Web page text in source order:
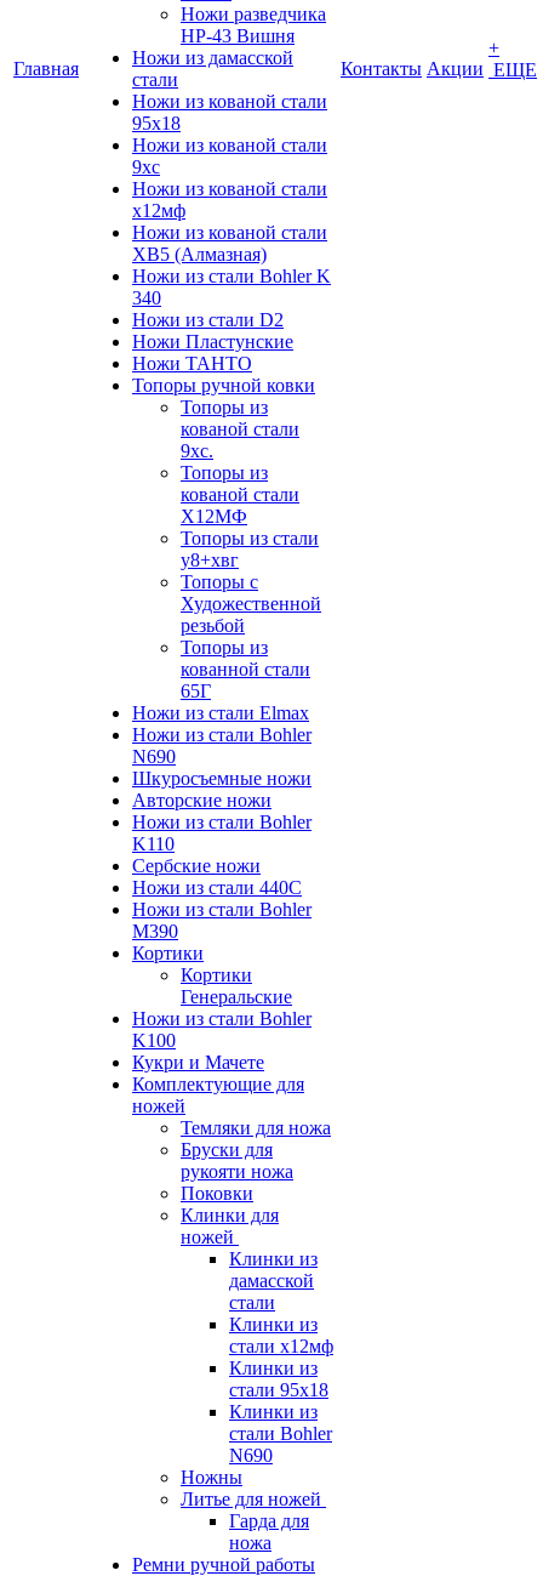
Главная
Ножи разведчика
НР-43 Вишня
Ножи из дамасской
стали
Ножи из кованой стали
95х18
Ножи из кованой стали
9хс
Ножи из кованой стали
х12мф
Ножи из кованой стали
ХВ5 (Алмазная)
Ножи из стали Bohler K
340
Ножи из стали D2
Ножи Пластунские
Ножи ТАНТО
Топоры ручной ковки
Топоры из
кованой стали
9хс.
Топоры из
кованой стали
Х12МФ
Топоры из стали
у8+хвг
Топоры с
Художественной
резьбой
Топоры из
кованной стали
65Г
Ножи из стали Elmax
Ножи из стали Bohler
N690
Шкуросъемные ножи
Авторские ножи
Ножи из стали Bohler
K110
Сербские ножи
Ножи из стали 440С
Ножи из стали Bohler
M390
Кортики
Кортики
Генеральские
Ножи из стали Bohler
K100
Кукри и Мачете
Комплектующие для
ножей
Темляки для ножа
Бруски для
рукояти ножа
Поковки
Клинки для
ножей
Клинки из
дамасской
стали
Клинки из
стали х12мф
Клинки из
стали 95х18
Клинки из
стали Bohler
N690
Ножны
Литье для ножей
Гарда для
ножа
Ремни ручной работы
Контакты Акции
+
ЕЩЕ